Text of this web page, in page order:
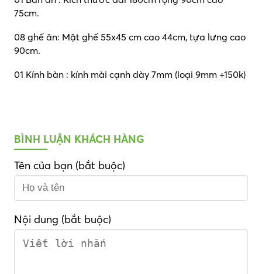
75cm.
08 ghế ăn: Mặt ghế 55x45 cm cao 44cm, tựa lưng cao
90cm.
01 Kính bàn : kính mài cạnh dày 7mm (loại 9mm +150k)
BÌNH LUẬN KHÁCH HÀNG
Tên của bạn (bắt buộc)
Nội dung (bắt buộc)